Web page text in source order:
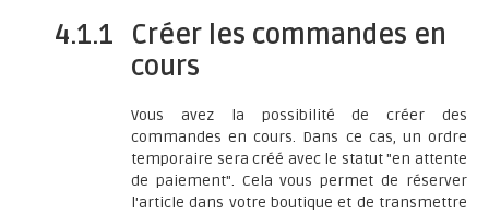
4.1.1
Créer les commandes en
cours
Vous avez la possibilité de créer des
commandes en cours. Dans ce cas, un ordre
temporaire sera créé avec le statut "en attente
de paiement". Cela vous permet de réserver
l'article dans votre boutique et de transmettre